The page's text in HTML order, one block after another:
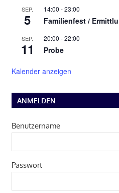
SEP.
5
14:00 -23:00
Familienfest /
SEP.
11
20:00 -22:00
Probe
Kalender anzeigen
ANMELDEN
Benutzername
Passwort